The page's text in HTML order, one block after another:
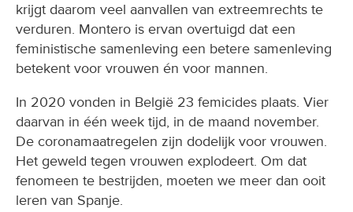
krijgt daarom veel aanvallen van extreemrechts te
verduren. Montero is ervan overtuigd dat een
feministische samenleving een betere samenleving
betekent voor vrouwen én voor mannen.
In 2020 vonden in België 23 femicides plaats. Vier
daarvan in één week tijd, in de maand november.
De coronamaatregelen zijn dodelijk voor vrouwen.
Het geweld tegen vrouwen explodeert. Om dat
fenomeen te bestrijden, moeten we meer dan ooit
leren van Spanje.